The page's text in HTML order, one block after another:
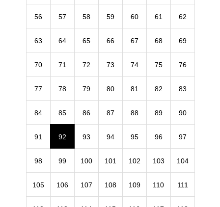
56 57 58 59 60 61 62
63 64 65 66 67 68 69
70 71 72 73 74 75 76
77 78 79 80 81 82 83
84 85 86 87 88 89 90
91 92 93 94 95 96 97
98 99 100 101 102 103 104
105 106 107 108 109 110 111